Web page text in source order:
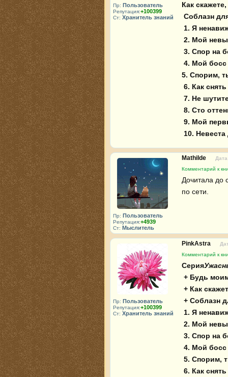
Пр: Пользователь
Репутация:+100399
Ст: Хранитель знаний
Как
Соблазн
1. Я
2. Мой
3. Спор на
4. Мой босс
5. Спорим,
6. Как
7. Не
8. Сто
9. Мой
10.
Пр: Пользователь
Репутация:+4939
Ст: Мыслитель
Mathilde
Комментарий к
Дочитала до
по сети.
Пр: Пользователь
Репутация:+100399
Ст: Хранитель знаний
PinkAstra
Комментарий к
Серия
+ Будь
+ Как
+ Соблазн
1. Я
2. Мой
3. Спор на
4. Мой босс
5. Спорим,
6. Как